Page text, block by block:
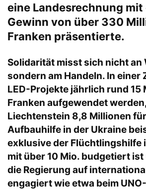
eine Landesrechnung mit
Gewinn von über 330
Franken präsentierte.
Solidarität misst sich nicht an
sondern am Handeln. In einer
LED-Projekte jährlich rund 15
Franken aufgewendet
Liechtenstein 8,8 Millionen
Aufbauhilfe in der Ukraine
exklusive der Flüchtlingshilfe
mit über 10 Mio. budgetiert
die Regierung auf
engagiert wie etwa beim UNO-